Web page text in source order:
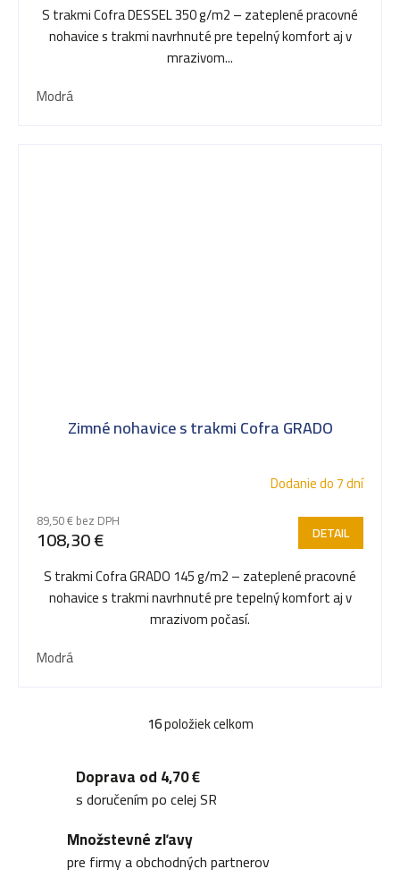
S trakmi Cofra DESSEL 350 g/m2 – zateplené pracovné
nohavice s trakmi navrhnuté pre tepelný komfort aj v
mrazivom...
Modrá
Zimné nohavice s trakmi Cofra GRADO
Dodanie do 7 dní
89,50 € bez DPH
108,30 € DETAIL
S trakmi Cofra GRADO 145 g/m2 – zateplené pracovné
nohavice s trakmi navrhnuté pre tepelný komfort aj v
mrazivom počasí.
Modrá
O
v
l
d
16položiek celkom
Doprava od 4,70 €
s doručením po celej SR
Množstevné zľavy
pre firmy a obchodných partnerov